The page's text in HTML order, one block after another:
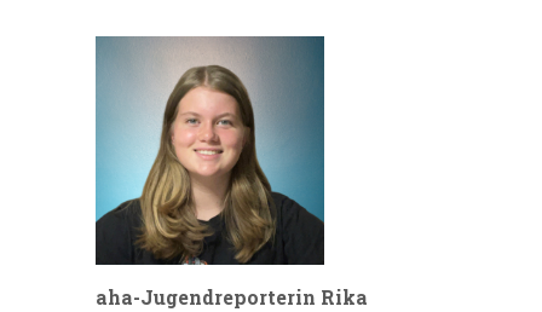
aha-Jugendreporterin Rika